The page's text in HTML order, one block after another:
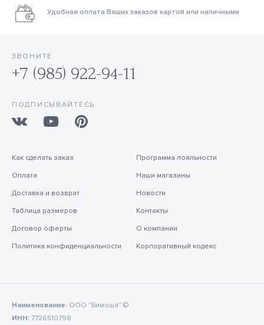
Удобная оплата Ваших заказов картой или наличными
ЗВОНИТЕ
+7 (985) 922-94-11
ПОДПИСЫВАЙТЕСЬ
Как сделать заказ
Оплата
Доставка и возврат
Таблица размеров
Договор оферты
Политика конфиденциальности
Программа лояльности
Наши магазины
Новости
Контакты
О компании
Корпоративный кодекс
Наименование: ООО "Бимоша" ©
ИНН: 7726510798